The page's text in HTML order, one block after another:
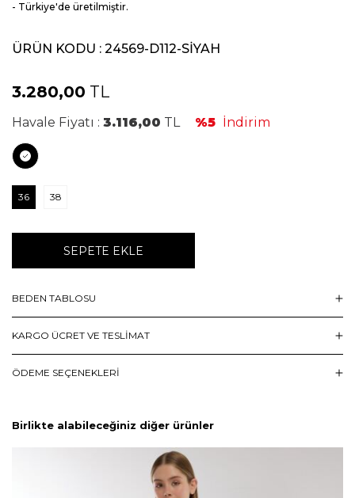
- Türkiye'de üretilmiştir.
ÜRÜN KODU : 24569-D112-SİYAH
3.280,00 TL
Havale Fiyatı : 3.116,00 TL %5 İndirim
36 38
SEPETE EKLE
BEDEN TABLOSU
KARGO ÜCRET VE TESLİMAT
ÖDEME SEÇENEKLERI
Birlikte alabileceğiniz diğer ürünler